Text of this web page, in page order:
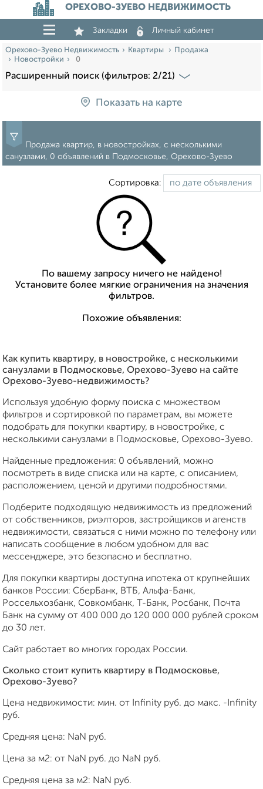
ОРЕХОВО-ЗУЕВО НЕДВИЖИМОСТЬ
Закладки Личный кабинет
Орехово-Зуево Недвижимость Квартиры
Продажа
Новостройки
0
Расширенный поиск (фильтров: 2/21)
Показать на карте
Продажа квартир, в новостройках, с несколькими
санузлами, 0 объявлений в Подмосковье, Орехово-Зуево
Сортировка:
По вашему запросу ничего не найдено!
Установите более мягкие ограничения на значения
фильтров.
Похожие объявления:
Как купить квартиру, в новостройке, с несколькими
санузлами в Подмосковье, Орехово-Зуево на сайте
Орехово-Зуево-недвижимость?
Используя удобную форму поиска с множеством
фильтров и сортировкой по параметрам, вы можете
подобрать для покупки квартиру, в новостройке, с
несколькими санузлами в Подмосковье, Орехово-Зуево.
Найденные предложения: 0 объявлений, можно
посмотреть в виде списка или на карте, с описанием,
расположением, ценой и другими подробностями.
Подберите подходящую недвижимость из предложений
от собственников, риэлторов, застройщиков и агенств
недвижимости, связаться с ними можно по телефону или
написать сообщение в любом удобном для вас
мессенджере, это безопасно и бесплатно.
Для покупки квартиры доступна ипотека от крупнейших
банков России: СберБанк, ВТБ, Альфа-Банк,
Россельхозбанк, Совкомбанк, Т-Банк, Росбанк, Почта
Банк на сумму от 400 000 до 120 000 000 рублей сроком
до 30 лет.
Сайт работает во многих городах России.
Сколько стоит купить квартиру в Подмосковье,
Орехово-Зуево?
Цена недвижимости: мин. от Infinity руб. до макс. -Infinity
руб.
Средняя цена: NaN руб.
Цена за м2: от NaN руб. до NaN руб.
Средняя цена за м2: NaN руб.